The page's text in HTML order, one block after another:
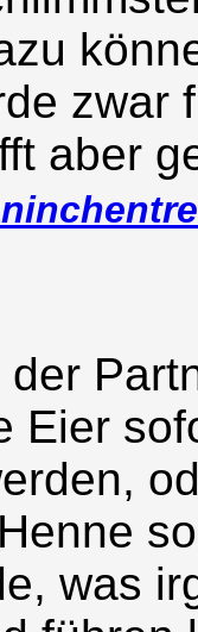
zwar
aber
Eier
was